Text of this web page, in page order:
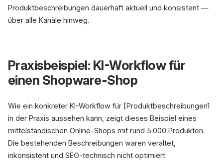
Produktbeschreibungen dauerhaft aktuell und konsistent —
über alle Kanäle hinweg.
Praxisbeispiel: KI-Workflow für
einen Shopware-Shop
Wie ein konkreter KI-Workflow für [Produktbeschreibungen1
in der Praxis aussehen kann, zeigt dieses Beispiel eines
mittelständischen Online-Shops mit rund 5.000 Produkten.
Die bestehenden Beschreibungen waren veraltet,
inkonsistent und SEO-technisch nicht optimiert.